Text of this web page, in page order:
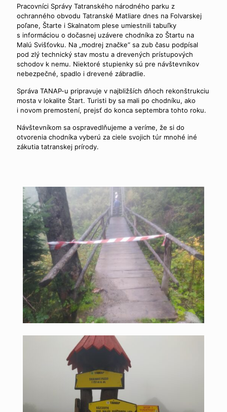
Pracovníci Správy Tatranského národného parku z
ochranného obvodu Tatranské Matliare dnes na Folvarskej
poľane, Štarte i Skalnatom plese umiestnili tabuľky
s informáciou o dočasnej uzávere chodníka zo Štartu na
Malú Svišťovku. Na „modrej značke“ sa zub času podpísal
pod zlý technický stav mostu a drevených prístupových
schodov k nemu. Niektoré stupienky sú pre návštevníkov
nebezpečné, spadlo i drevené zábradlie.
Správa TANAP-u pripravuje v najbližších dňoch rekonštrukciu
mosta v lokalite Štart. Turisti by sa mali po chodníku, ako
i novom premostení, prejsť do konca septembra tohto roku.
Návštevníkom sa ospravedlňujeme a veríme, že si do
otvorenia chodníka vyberú za ciele svojich túr mnohé iné
zákutia tatranskej prírody.